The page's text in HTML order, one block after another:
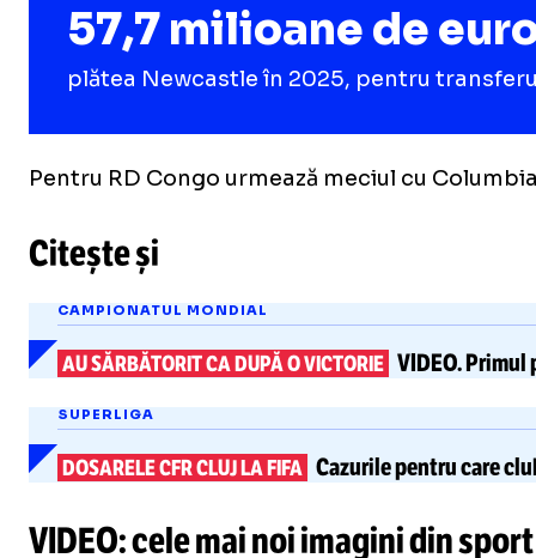
57,7 milioane de
plătea Newcastle în 2025, pentru
Pentru RD Congo urmează meciul cu
Citește și
CAMPIONATUL MONDIAL
AU SĂRBĂTORIT CA DUPĂ O VICTORIE VIDEO.Primul
SUPERLIGA
DOSARELE CFR CLUJ LA FIFA Cazurile pentru care
VIDEO: cele mai noi imagini din sport